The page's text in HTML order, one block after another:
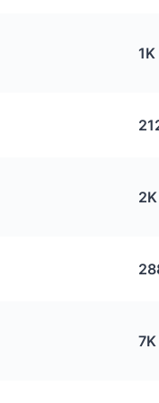
1K
2K
7K